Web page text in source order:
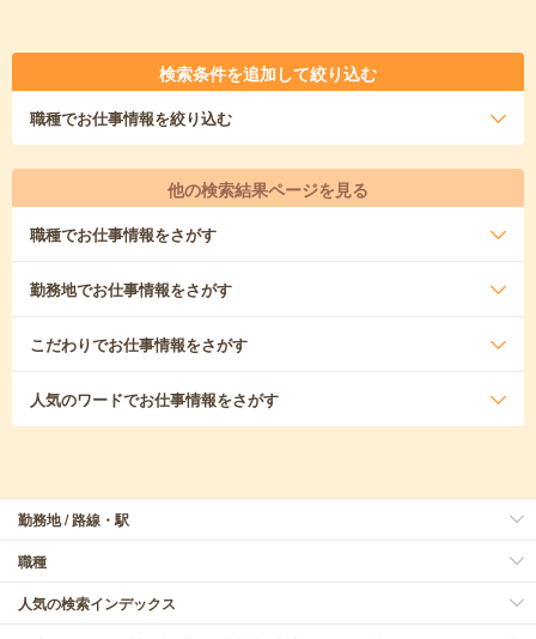
検索条件を追加して絞り込む
職種でお仕事情報を絞り込む
他の検索結果ページを見る
職種でお仕事情報をさがす
勤務地でお仕事情報をさがす
こだわりでお仕事情報をさがす
人気のワードでお仕事情報をさがす
勤務地 / 路線・駅
職種
人気の検索インデックス